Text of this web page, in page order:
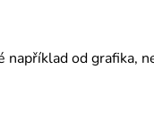
například od grafika,